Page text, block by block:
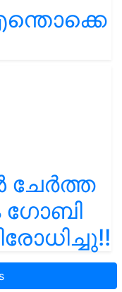
ചേർത്ത
ഗോബി